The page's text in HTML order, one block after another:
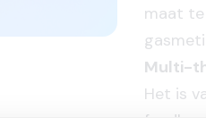
maat te
Multi-
Het is